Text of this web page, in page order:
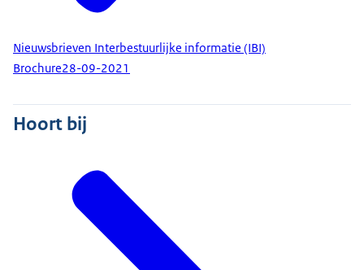
Nieuwsbrieven Interbestuurlijke informatie (IBI)
Brochure28-09-2021
Hoort bij